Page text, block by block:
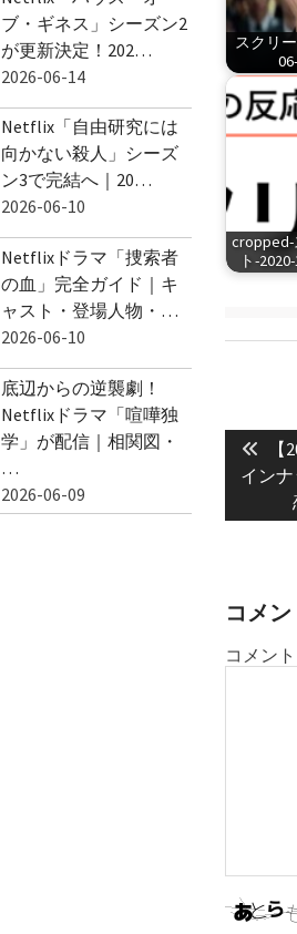
スクリ
cropped-
ト-
投
稿
ナ
ビ
シ
ン
イン
コメ
コメント
ブ・ギネス」シーズン2
が更新決定！202…
2026-06-14
Netflix「自由研究には
向かない殺人」シーズ
ン3で完結へ｜20…
2026-06-10
Netflixドラマ「捜索者
の血」完全ガイド｜キ
ャスト・登場人物・…
2026-06-10
底辺からの逆襲劇！
Netflixドラマ「喧嘩独
学」が配信｜相関図・
…
2026-06-09